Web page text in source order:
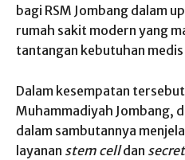
bagi RSM Jombang dalam
rumah sakit modern yang
tantangan kebutuhan
Dalam kesempatan
Muhammadiyah Jombang,
dalam sambutannya
layanan stem celldan